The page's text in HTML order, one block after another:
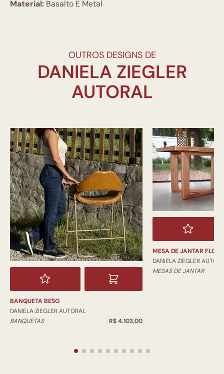
Material: Basalto E Metal
OUTROS DESIGNS DE
DANIELA ZIEGLER
BANQUETA BESO
DANIELA ZIEGLER AUTORAL
BANQUETAS
R$ 4.103,00
MESA DE JANTAR
DANIELA ZIEGLER
MESAS DE JANTAR